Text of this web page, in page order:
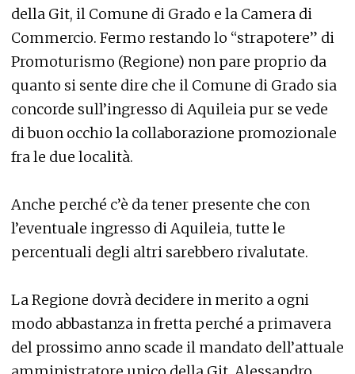
della Git, il Comune di Grado e la Camera di
Commercio. Fermo restando lo “strapotere” di
Promoturismo (Regione) non pare proprio da
quanto si sente dire che il Comune di Grado sia
concorde sull’ingresso di Aquileia pur se vede
di buon occhio la collaborazione promozionale
fra le due località.
Anche perché c’è da tener presente che con
l’eventuale ingresso di Aquileia, tutte le
percentuali degli altri sarebbero rivalutate.
La Regione dovrà decidere in merito a ogni
modo abbastanza in fretta perché a primavera
del prossimo anno scade il mandato dell’attuale